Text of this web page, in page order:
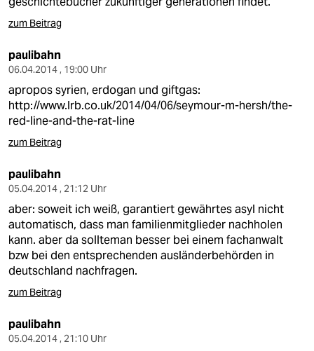
zum Beitrag
paulibahn
06.04.2014 , 19:00 Uhr
apropos syrien, erdogan und giftgas:
http://www.lrb.co.uk/2014/04/06/seymour-m-hersh/the-
red-line-and-the-rat-line
zum Beitrag
paulibahn
05.04.2014 , 21:12 Uhr
aber: soweit ich weiß, garantiert gewährtes asyl nicht
automatisch, dass man familienmitglieder nachholen
kann. aber da sollteman besser bei einem fachanwalt
bzw bei den entsprechenden ausländerbehörden in
deutschland nachfragen.
zum Beitrag
paulibahn
05.04.2014 , 21:10 Uhr